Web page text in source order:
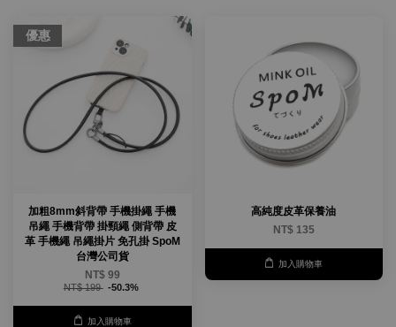
優惠
加粗8mm斜背帶 手機掛繩 手機
吊繩 手機背帶 掛頸繩 側背帶 皮
革 手機繩 吊繩掛片 免孔掛 SpoM
台灣公司貨
NT$ 99
NT$ 199 -50.3%
加入購物車
高純度皮革保養油
NT$ 135
加入購物車